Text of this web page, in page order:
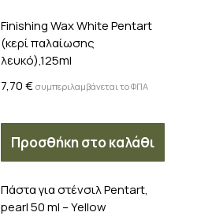
Finishing Wax White Pentart
(κερί παλαίωσης
λευκό),125ml
7,70€ συμπεριλαμβάνεται το ΦΠΑ
Προσθήκη στο καλάθι
Πάστα για στένσιλ Pentart,
pearl 50 ml – Yellow